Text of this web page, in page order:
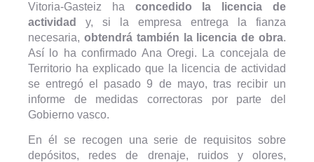
Vitoria-Gasteiz ha concedido la licencia de
actividad
y, si la empresa entrega la fianza
necesaria, obtendrá también la licencia de obra.
Así lo ha confirmado Ana Oregi. La concejala de
Territorio ha explicado que la licencia de actividad
se entregó el pasado 9 de mayo, tras recibir un
informe de medidas correctoras por parte del
Gobierno vasco.
En él se recogen una serie de requisitos sobre
depósitos, redes de drenaje, ruidos y olores,